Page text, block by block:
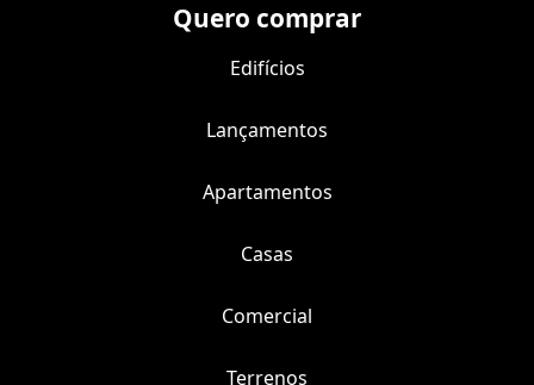
Quero comprar
Edifícios
Lançamentos
Apartamentos
Casas
Comercial
Terrenos